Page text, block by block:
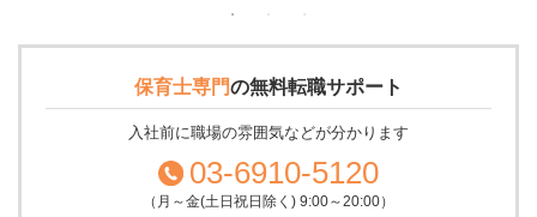
保育士専門の無料転職サポート
入社前に職場の雰囲気などが分かります
03-6910-5120
（月～金(土日祝日除く) 9:00～20:00）